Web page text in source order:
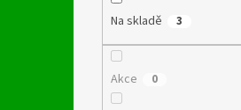
Na skladě 3
Akce 0